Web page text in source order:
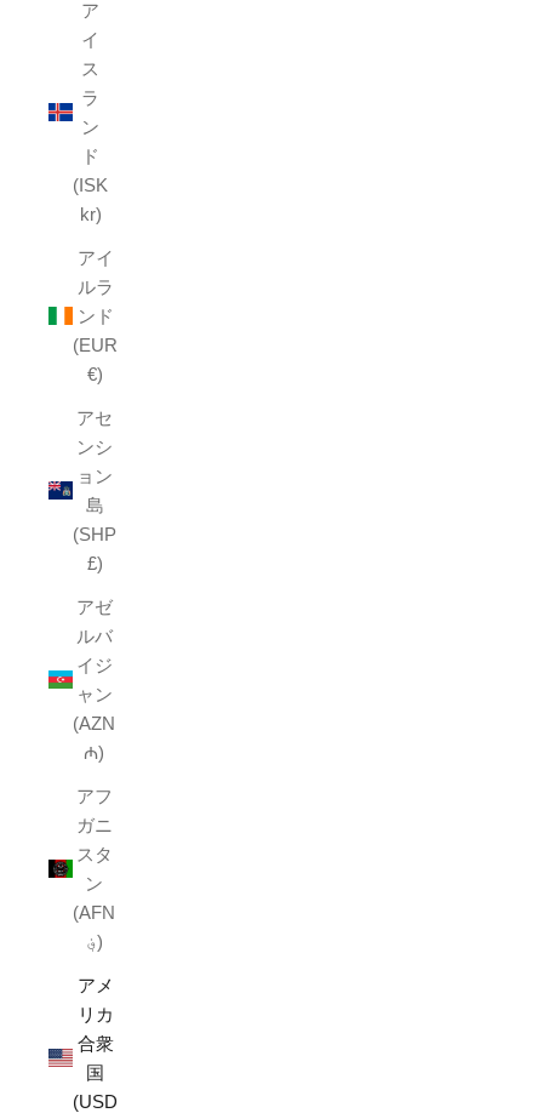
ア
イ
ス
ラ
ン
ド
(ISK
kr)
アイ
ルラ
ンド
(EUR
€)
アセ
ンシ
ョン
島
(SHP
£)
アゼ
ルバ
イジ
ャン
(AZN
₼)
アフ
ガニ
スタ
ン
(AFN
؋)
アメ
リカ
合衆
国
(USD